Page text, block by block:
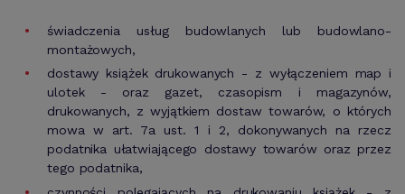
świadczenia usług budowlanych lub budowlano-
montażowych,
dostawy książek drukowanych - z wyłączeniem map i
ulotek - oraz gazet, czasopism i magazynów,
drukowanych, z wyjątkiem dostaw towarów, o których
mowa w art. 7a ust. 1 i 2, dokonywanych na rzecz
podatnika ułatwiającego dostawy towarów oraz przez
tego podatnika,